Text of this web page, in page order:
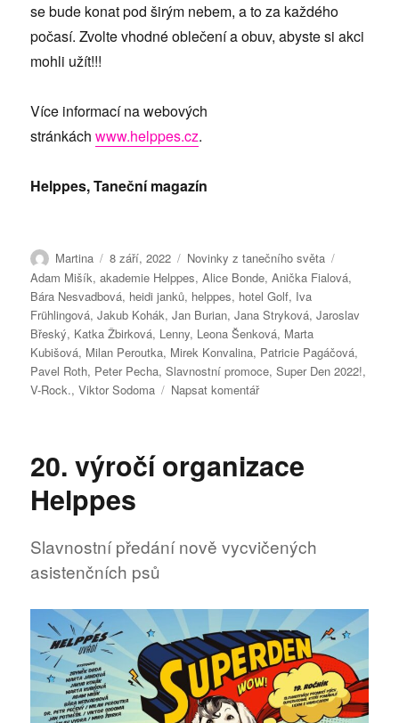
se bude konat pod širým nebem, a to za každého
počasí. Zvolte vhodné oblečení a obuv, abyste si akci
mohli užít!!!
Více informací na webových
stránkáchwww.helppes.cz.
Helppes, Taneční magazín
Autor:
Martina Publikováno:
8 září, 2022 Rubriky:
Novinky z tanečního světa
Adam Mišík,akademie Helppes,Alice Bonde,Anička Fialová,
Bára Nesvadbová, heidi janků, helppes, hotel Golf, Iva
Frühlingová,Jakub Kohák,Jan Burian,Jana Stryková,Jaroslav
Břeský, Katka Žbirková, Lenny, Leona Šenková, Marta
Kubišová, Milan Peroutka, Mirek Konvalina, Patricie Pagáčová,
Pavel Roth, Peter Pecha,Slavnostní promoce,Super Den 2022!,
V-Rock.,Viktor Sodoma Napsat komentářpro
Super
20. výročí organizace
Helppes
Slavnostní předání nově vycvičených
asistenčních psů